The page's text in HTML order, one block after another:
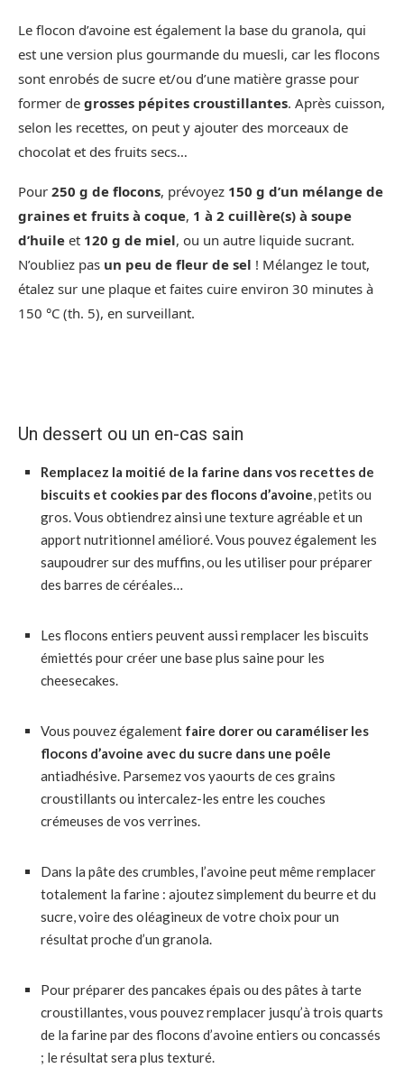
Le flocon d’avoine est également la base du granola, qui
est une version plus gourmande du muesli, car les flocons
sont enrobés de sucre et/ou d’une matière grasse pour
former de grosses pépites croustillantes. Après cuisson,
selon les recettes, on peut y ajouter des morceaux de
chocolat et des fruits secs…
Pour 250 g de flocons, prévoyez 150 g d’un mélange de
graines et fruits à coque, 1 à 2 cuillère(s) à soupe
d’huile et 120 g de miel, ou un autre liquide sucrant.
N’oubliez pas un peu de fleur de sel ! Mélangez le tout,
étalez sur une plaque et faites cuire environ 30 minutes à
150 °C (th. 5), en surveillant.
Un dessert ou un en-cas sain
Remplacez la moitié de la farine dans vos recettes de
biscuits et cookies par des flocons d’avoine, petits ou
gros. Vous obtiendrez ainsi une texture agréable et un
apport nutritionnel amélioré. Vous pouvez également les
saupoudrer sur des muffins, ou les utiliser pour préparer
des barres de céréales…
Les flocons entiers peuvent aussi remplacer les biscuits
émiettés pour créer une base plus saine pour les
cheesecakes.
Vous pouvez également faire dorer ou caraméliser les
flocons d’avoine avec du sucre dans une poêle
antiadhésive. Parsemez vos yaourts de ces grains
croustillants ou intercalez-les entre les couches
crémeuses de vos verrines.
Dans la pâte des crumbles, l’avoine peut même remplacer
totalement la farine : ajoutez simplement du beurre et du
sucre, voire des oléagineux de votre choix pour un
résultat proche d’un granola.
Pour préparer des pancakes épais ou des pâtes à tarte
croustillantes, vous pouvez remplacer jusqu’à trois quarts
de la farine par des flocons d’avoine entiers ou concassés
; le résultat sera plus texturé.